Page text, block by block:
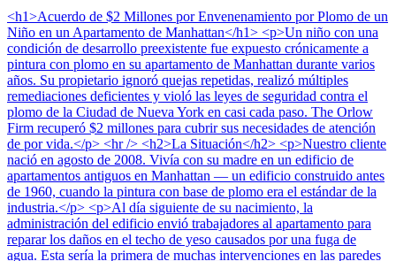
<h1>Acuerdo de $2 Millones por Envenenamiento por Plomo de un
Niño en un Apartamento de Manhattan</h1> <p>Un niño con una
condición de desarrollo preexistente fue expuesto crónicamente a
pintura con plomo en su apartamento de Manhattan durante varios
años. Su propietario ignoró quejas repetidas, realizó múltiples
remediaciones deficientes y violó las leyes de seguridad contra el
plomo de la Ciudad de Nueva York en casi cada paso. The Orlow
Firm recuperó $2 millones para cubrir sus necesidades de atención
de por vida.</p> <hr /> <h2>La Situación</h2> <p>Nuestro cliente
nació en agosto de 2008. Vivía con su madre en un edificio de
apartamentos antiguos en Manhattan — un edificio construido antes
de 1960, cuando la pintura con base de plomo era el estándar de la
industria.</p> <p>Al día siguiente de su nacimiento, la
administración del edificio envió trabajadores al apartamento para
reparar los daños en el techo de yeso causados por una fuga de
agua. Esta sería la primera de muchas intervenciones en las paredes